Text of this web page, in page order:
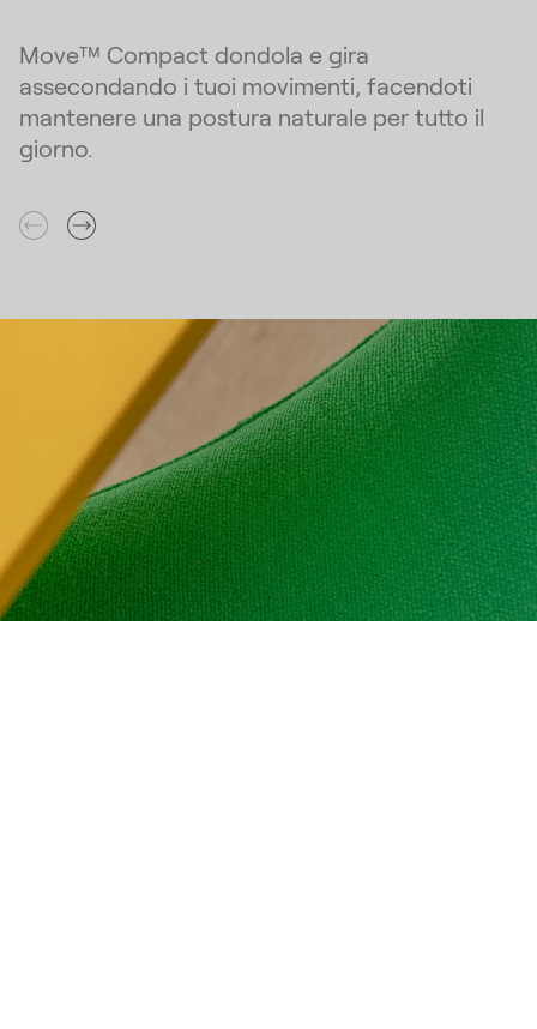
Move™ Compact dondola e gira
assecondando i tuoi movimenti, facendoti
mantenere una postura naturale per tutto il
giorno.